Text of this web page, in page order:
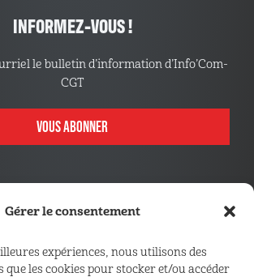
Gérer le consentement
expériences, nous utilisons des
que les cookies pour stocker et/ou accéder
INFORMEZ-VOUS !
le bulletin d’information d’Info’Com-
CGT
VOUS ABONNER